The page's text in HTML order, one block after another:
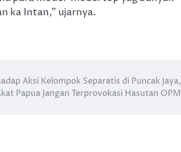
ka Intan,” ujarnya.
Aksi Kelompok Separatis di Puncak Jaya,
Papua Jangan Terprovokasi Hasutan OPM